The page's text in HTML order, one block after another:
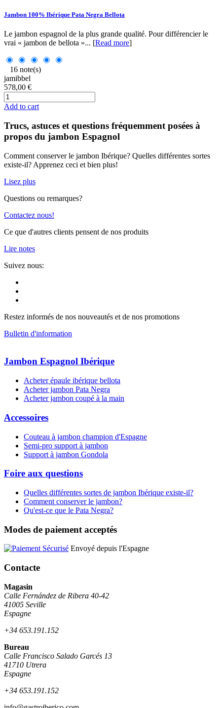
Jambon 100% Ibérique Pata Negra Bellota
Le jambon espagnol de la plus grande qualité. Pour différencier le
vrai « jambon de bellota »... [Read more]
16 note(s)
jamibbel
578,00 €
Add to cart
Trucs, astuces et questions fréquemment posées à
propos du jambon Espagnol
Comment conserver le jambon Ibérique? Quelles différentes sortes
existe-il? Apprenez ceci et bien plus!
Lisez plus
Questions ou remarques?
Contactez nous!
Ce que d'autres clients pensent de nos produits
Lire notes
Suivez nous:
Restez informés de nos nouveautés et de nos promotions
Bulletin d'information
Jambon Espagnol Ibérique
Acheter épaule ibérique bellota
Acheter jambon Pata Negra
Acheter jambon coupé à la main
Accessoires
Couteau à jambon champion d'Espagne
Semi-pro support à jambon
Support à jambon Gondola
Foire aux questions
Quelles différentes sortes de jambon Ibérique existe-il?
Comment conserver le jambon?
Qu'est-ce que le Pata Negra?
Modes de paiement acceptés
Envoyé depuis l'Espagne
Contacte
Magasin
Calle Fernández de Ribera 40-42
41005 Seville
Espagne
+34 653.191.152
Bureau
Calle Francisco Salado Garcés 13
41710 Utrera
Espagne
+34 653.191.152